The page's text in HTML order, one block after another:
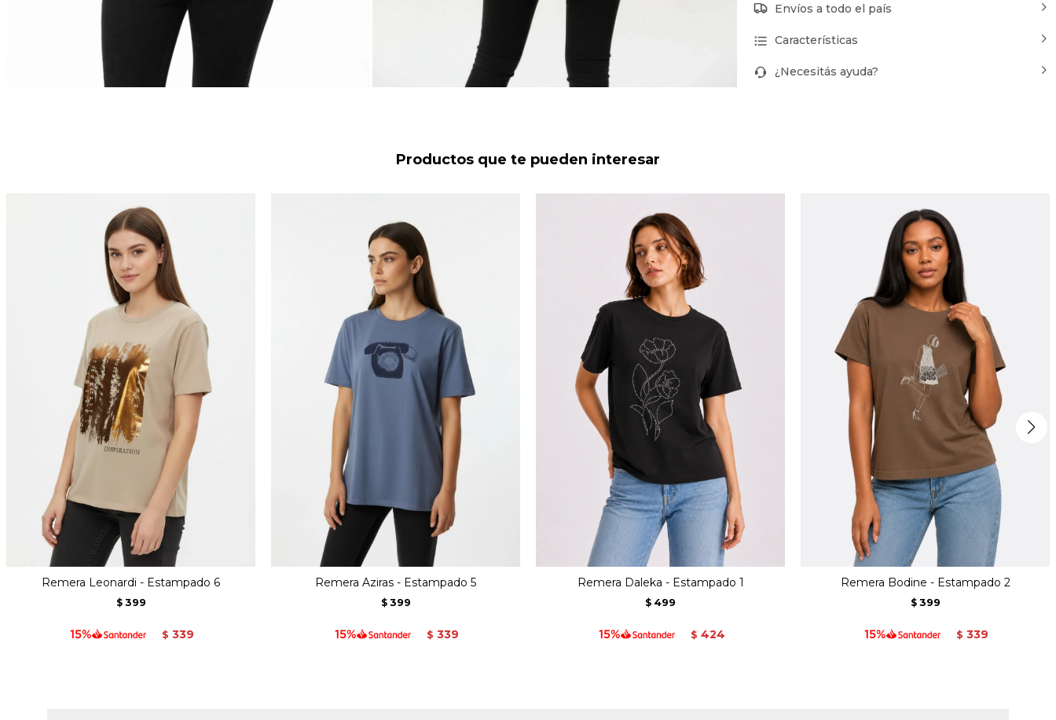
Envíos a todo el país
Características
¿Necesitás ayuda?
Productos que te pueden interesar
Remera Leonardi - Estampado 6
$ 399
$ 339
Remera Aziras - Estampado 5
$ 399
$ 339
Remera Daleka - Estampado 1
$ 499
$ 424
Remera Bodine - Estampado 2
$ 399
$ 339